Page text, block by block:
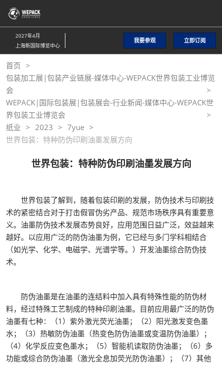
直
接
跳
至
内
容
2027年4月
上海新国际博览中心
我要参观 立即订阅
首页
包装加工展|包装产业链展-媒体中心-WEPACK世界包装工业博览
会
WEPACK|国际包装展|包装展会-行业新闻-媒体中心-WEPACK世
界包装工业博览会
纸业
2023
7yue
世界包装：特种防伪印刷油墨发展方向
世界包装：特种防伪印刷油墨发展方向
世界包装了解到，随着包装印刷的发展，防伪技术与印刷技
术的紧密结合对于打击假冒伪劣产品、规范市场秩序具有重要意
义。油墨防伪技术发展态势良好，应用范围日益广泛，效益越来
越好。以应用广泛的防伪油墨为例，它已经与多门学科相结合
（如光学、化学、电磁学、光谱学等。）开发油墨综合防伪技
术。
防伪油墨是在油墨的连结料中加入具有特殊性能的防伪材
料，经过特殊工艺制成的特种印刷油墨。目前应用最广泛的防伪
油墨有七种：（1）紫外激光荧光油墨；（2）阳光激发变色墨
水；（3）热敏防伪油墨（热变色防伪油墨或变温防伪油墨）；
（4）化学反应变色墨水；（5）智能机读取防伪油墨；（6）多
功能或综合防伪油墨（激光全息加荧光防伪油墨）；（7）其他